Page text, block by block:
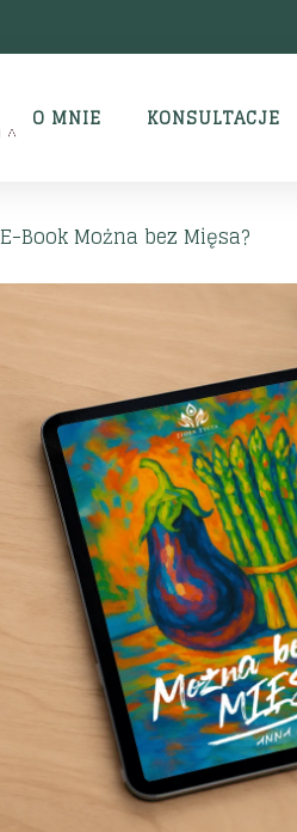
O MNIE KONSULTACJE
E-Book Można bez Mięsa?